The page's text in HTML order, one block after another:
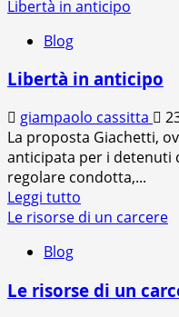
Libertà in anticipo
Blog
Libertà in anticipo
giampaolo cassitta
La proposta Giachetti,
anticipata per i detenuti
regolare condotta,...
Leggi tutto
di
in
Le risorse di un carcere
Blog
Le risorse di un